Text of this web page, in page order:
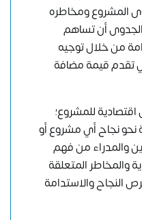
المشروع ومخاطره
الجدوى أن تساهم
من خلال توجيه
تقدم قيمة مضافة
للمشروع؛
نحو نجاح أي مشروع أو
والمدراء من فهم
والمخاطر المتعلقة
النجاح والاستدامة